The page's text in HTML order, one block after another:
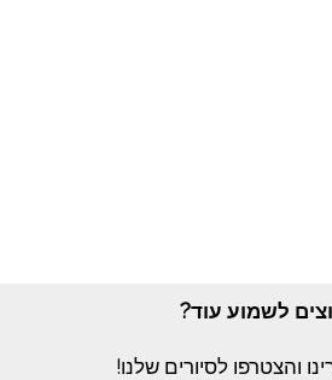
לשמוע עוד?
והצטרפו לסיורים שלנו!